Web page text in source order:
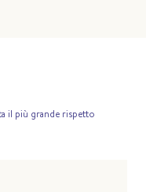
il più grande rispetto